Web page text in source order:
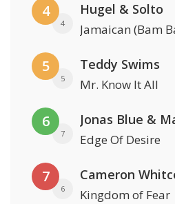
4
4
Hugel & Solto
Jamaican (Bam
5
5
Teddy Swims
Mr. Know It All
6
7
Jonas Blue &
Edge Of Desire
7
6
Cameron
Kingdom of Fear